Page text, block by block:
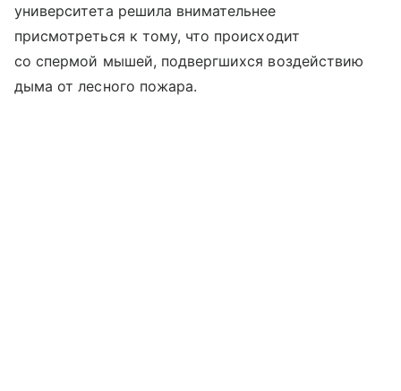
университета решила внимательнее
присмотреться к тому, что происходит
со спермой мышей, подвергшихся воздействию
дыма от лесного пожара.